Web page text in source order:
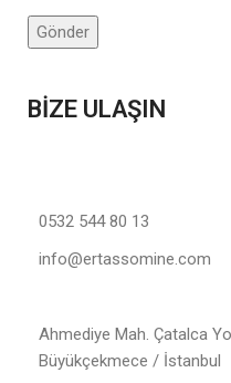
BİZE ULAŞIN
0532 544 80 13
info@ertassomine.com
Ahmediye Mah. Çatalca
Büyükçekmece / İstanbul